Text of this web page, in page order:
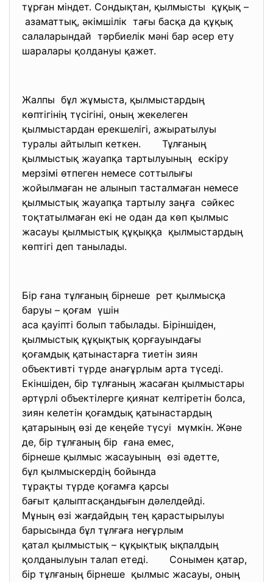
тұрған міндет. Сондықтан, қылмысты құқық –
азаматтық, әкімшілік тағы басқа да құқық
салаларындай тәрбиелік мәні бар әсер ету
шаралары қолдануы қажет.
Жалпы бұл жұмыста, қылмыстардың
көптігінің түсігіні, оның жекелеген
қылмыстардан ерекшелігі, ажыратылуы
туралы айтылып кеткен. Тұлғаның
қылмыстық жауапқа тартылуының ескіру
мерзімі өтпеген немесе соттылығы
жойылмаған не алынып тасталмаған немесе
қылмыстық жауапқа тартылу заңға сәйкес
тоқтатылмаған екі не одан да көп қылмыс
жасауы қылмыстық құқыққа қылмыстардың
көптігі деп танылады.
Бір ғана тұлғаның бірнеше рет қылмысқа
баруы – қоғам үшін
аса қауіпті болып табылады. Біріншіден,
қылмыстық құқықтық қорғауындағы
қоғамдық қатынастарға тиетін зиян
объективті түрде анағұрлым арта түседі.
Екіншіден, бір тұлғаның жасаған қылмыстары
әртүрлі объектілерге қиянат келтіретін болса,
зиян келетін қоғамдық қатынастардың
қатарының өзі де кеңейе түсуі мүмкін. Және
де, бір тұлғаның бір ғана емес,
бірнеше қылмыс жасауының өзі әдетте,
бұл қылмыскердің бойында
тұрақты түрде қоғамға қарсы
бағыт қалыптасқандығын дәлелдейді.
Мұның өзі жағдайдың тең қарастырылуы
барысында бұл тұлғаға неғұрлым
қатал қылмыстық – құқықтық ықпалдың
қолданылуын талап етеді. Сонымен қатар,
бір тұлғаның бірнеше қылмыс жасауы, оның